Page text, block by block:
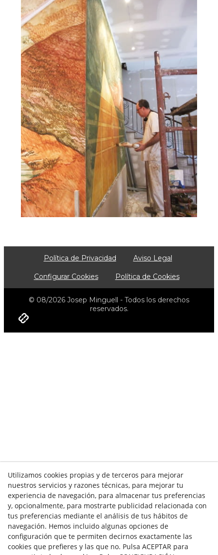
Política de Privacidad Aviso Legal
Configurar Cookies Política de Cookies
© 08/2026 Josep Minguell - Todos los derechos
reservados.
Utilizamos cookies propias y de terceros para mejorar
nuestros servicios y razones técnicas, para mejorar tu
experiencia de navegación, para almacenar tus preferencias
y, opcionalmente, para mostrarte publicidad relacionada con
tus preferencias mediante el análisis de tus hábitos de
navegación. Hemos incluido algunas opciones de
configuración que te permiten decirnos exactamente las
cookies que prefieres y las que no. Pulsa ACEPTAR para